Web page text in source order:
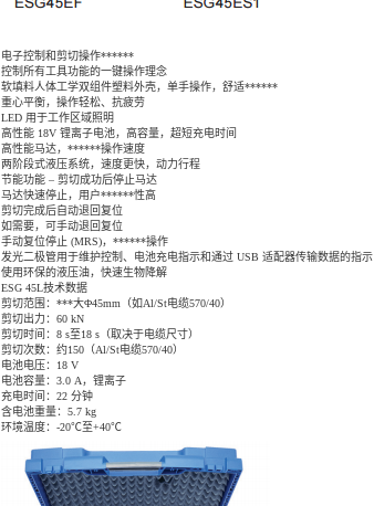
电子控制和剪切操作******
控制所有工具功能的一键操作理念
软填料人体工学双组件塑料外壳，单手操作，舒适******
重心平衡，操作轻松、抗疲劳
LED 用于工作区域照明
高性能18V 锂离子电池，高容量，超短充电时间
高性能马达，******操作速度
两阶段式液压系统，速度更快，动力行程
节能功能– 剪切成功后停止马达
马达快速停止，用户******性高
剪切完成后自动退回复位
如需要，可手动退回复位
手动复位停止 (MRS)，******操作
发光二极管用于维护控制、电池充电指示和通过USB 适配器传输数据的指示
使用环保的液压油，快速生物降解
ESG 45L技术数据
剪切范围：***大Φ45mm（如Al/St电缆570/40）
剪切出力： 60 kN
剪切时间： 8 s至18 s（取决于电缆尺寸）
剪切次数：约150（Al/St电缆570/40）
电池电压：
18 V
电池容量： 3.0 A，锂离子
充电时间： 22 分钟
含电池重量： 5.7 kg
环境温度： -20℃至+40℃